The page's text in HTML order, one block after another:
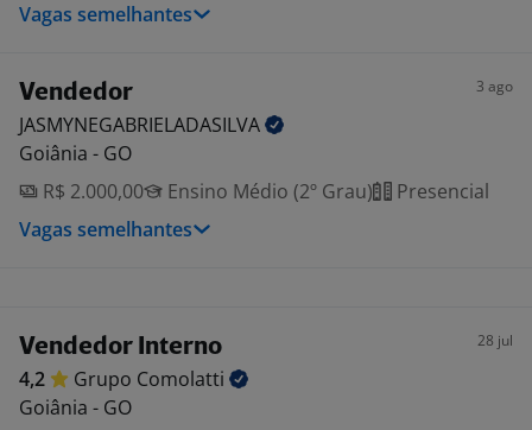
Vagas semelhantes
Vendedor 3 ago
JASMYNEGABRIELADASILVA
Goiânia - GO
R$ 2.000,00
Ensino Médio (2º Grau)
Presencial
Vagas semelhantes
Vendedor Interno 28 jul
4,2 Grupo Comolatti
Goiânia - GO